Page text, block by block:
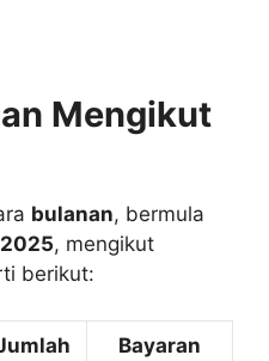
Mengikut
bulanan, bermula
, mengikut
berikut:
Bayaran